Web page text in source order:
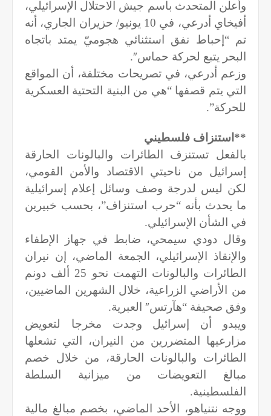
وأعلن المتحدث باسم جيش الاحتلال الإسرائيلي،
أفيخاي أدرعي، في 10 يونيو/ حزيران الجاري، أنه
تم “إحباط نفق استثنائي هجوميّ يمتد باتجاه
البحر يتبع لحركة حماس″
.
وزعم أدرعي، في تصريحات مختلفة، أن المواقع
التي يتم قصفها “هي من البنية التحتية العسكرية
للحركة”.
**استنزاف فلسطيني
بالفعل تستنزف الطائرات والبالونات الحارقة
إسرائيل من ناحيتي الاقتصاد والأمن القومي،
لكن ليس لدرجة وصف وسائل إعلام إسرائيلية
ما يحدث بأنه “حرب استنزاف”، بحسب خبيرين
في الشأن الإسرائيلي.
وقال دودي سيمحي، ضابط في جهاز الإطفاء
والإنقاذ الإسرائيلي، الجمعة الماضي، إن نيران
الطائرات والبالونات التهمت نحو 25 ألف دونم
من الأراضي الزراعية، خلال الشهرين الماضيين،
وفق صحيفة “هآرتس″ العبرية.
ويبدو أن إسرائيل وجدت مخرجا لتعويض
مزارعيها المتضررين من النيران، التي تشعلها
الطائرات والبالونات الحارقة، من خلال خصم
مبالغ التعويضات من ميزانية السلطة
الفلسطينية.
ووجه نتنياهو، الأحد الماضي، بخصم مبالغ مالية